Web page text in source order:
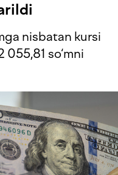
nisbatan kursi
055,81 so‘mni